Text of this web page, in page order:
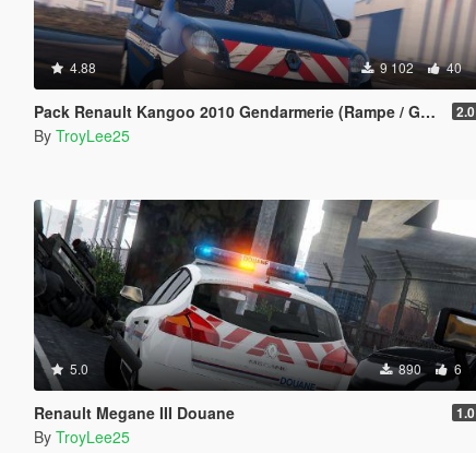
4.88 9 102 40
Pack Renault Kangoo 2010 Gendarmerie (Rampe / Gyroled) 2.0
By TroyLee25
5.0 890 6
Renault Megane III Douane 1.0
By TroyLee25